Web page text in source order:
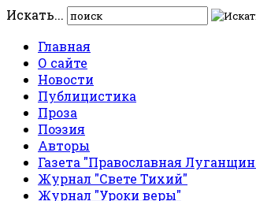
Искать...
Главная
О сайте
Новости
Публицистика
Проза
Поэзия
Авторы
Газета "Православная
Журнал "Свете Тихий"
Журнал "Уроки веры"